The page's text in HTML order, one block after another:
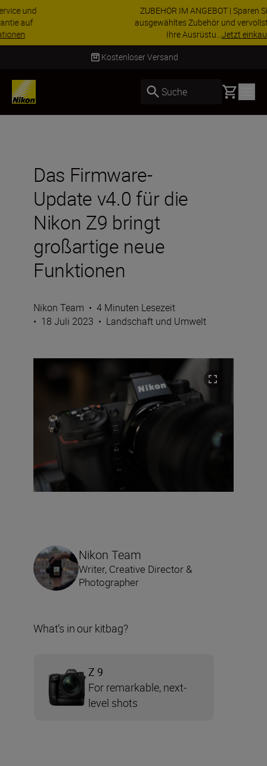
ZUBEHÖR IM ANGEBOT | Sparen Sie 15 % auf
ausgewähltes Zubehör und vervollständigen Sie
Jetzt einkaufen
Lieferung innerhalb von 2–4 Werktagen
Suche Basket
Das Firmware-
Update v4.0 für die
Nikon Z9 bringt
großartige neue
Funktionen
Nikon Team • 4 Minuten Lesezeit
• 18 Juli 2023 • Landschaft und Umwelt
Nikon Team
Writer, Creative Director &
Photographer
What’s in our kitbag?
Z 9
For remarkable, next-
level shots